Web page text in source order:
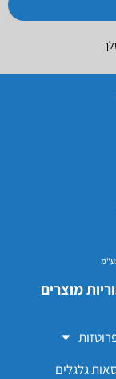
מוצרים
גלגלים